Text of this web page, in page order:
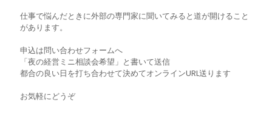
仕事で悩んだときに外部の専門家に聞いてみると道が開けること
があります。
申込は問い合わせフォームへ
「夜の経営ミニ相談会希望」と書いて送信
都合の良い日を打ち合わせて決めてオンラインURL送ります
お気軽にどうぞ